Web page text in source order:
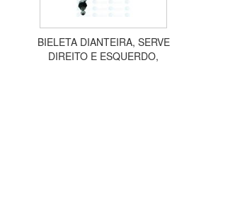
BIELETA DIANTEIRA, SERVE
DIREITO E ESQUERDO,